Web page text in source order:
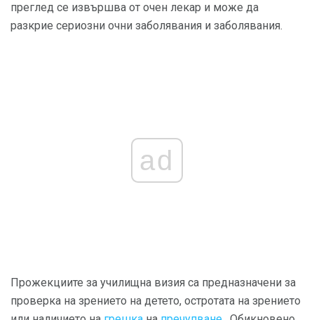
преглед се извършва от очен лекар и може да
разкрие сериозни очни заболявания и заболявания.
ad
Прожекциите за училищна визия са предназначени за
проверка на зрението на детето, остротата на зрението